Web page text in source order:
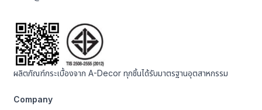
ผลิตภัณฑ์กระเบื้องจาก A-Decor ทุกชิ้นได้รับมาตรฐานอุตสาหกรรม
Company